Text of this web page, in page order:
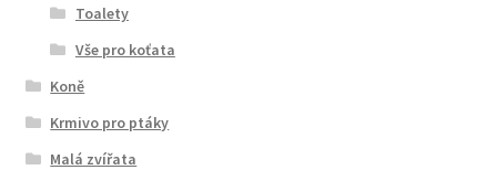
Toalety
Vše pro koťata
Koně
Krmivo pro ptáky
Malá zvířata